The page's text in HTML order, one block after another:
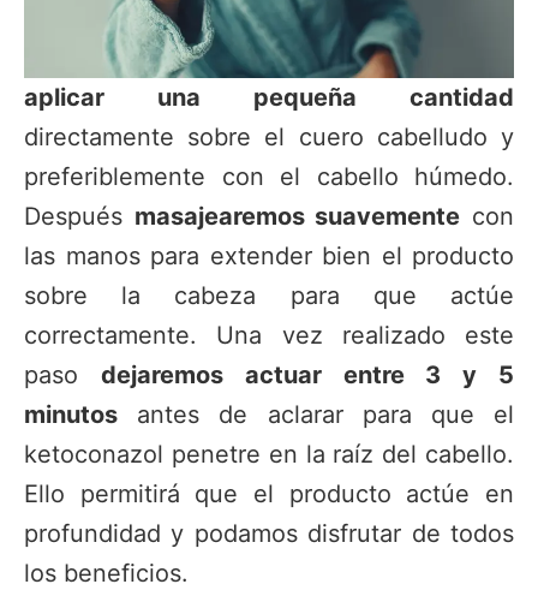
aplicar una pequeña cantidad
directamente sobre el cuero cabelludo y
preferiblemente con el cabello húmedo.
Después masajearemos suavemente con
las manos para extender bien el producto
sobre la cabeza para que actúe
correctamente. Una vez realizado este
paso dejaremos actuar entre 3 y 5
minutos antes de aclarar para que el
ketoconazol penetre en la raíz del cabello.
Ello permitirá que el producto actúe en
profundidad y podamos disfrutar de todos
los beneficios.